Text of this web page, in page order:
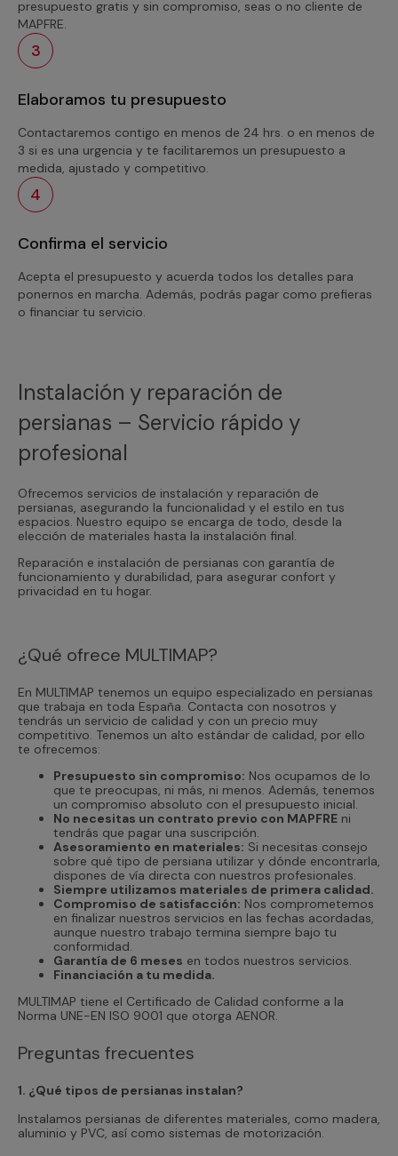
presupuesto gratis y sin compromiso, seas o no cliente de
MAPFRE.
3
Elaboramos tu presupuesto
Contactaremos contigo en menos de 24 hrs. o en menos de
3 si es una urgencia y te facilitaremos un presupuesto a
medida, ajustado y competitivo.
4
Confirma el servicio
Acepta el presupuesto y acuerda todos los detalles para
ponernos en marcha. Además, podrás pagar como prefieras
o financiar tu servicio.
Instalación y reparación de
persianas – Servicio rápido y
profesional
Ofrecemos servicios de instalación y reparación de
persianas, asegurando la funcionalidad y el estilo en tus
espacios. Nuestro equipo se encarga de todo, desde la
elección de materiales hasta la instalación final.
Reparación e instalación de persianas con garantía de
funcionamiento y durabilidad, para asegurar confort y
privacidad en tu hogar.
¿Qué ofrece MULTIMAP?
En MULTIMAP tenemos un equipo especializado en persianas
que trabaja en toda España. Contacta con nosotros y
tendrás un servicio de calidad y con un precio muy
competitivo. Tenemos un alto estándar de calidad, por ello
te ofrecemos:
Presupuesto sin compromiso: Nos ocupamos de lo
que te preocupas, ni más, ni menos. Además, tenemos
un compromiso absoluto con el presupuesto inicial.
No necesitas un contrato previo con MAPFRE ni
tendrás que pagar una suscripción.
Asesoramiento en materiales: Si necesitas consejo
sobre qué tipo de persiana utilizar y dónde encontrarla,
dispones de vía directa con nuestros profesionales.
Siempre utilizamos materiales de primera calidad.
Compromiso de satisfacción: Nos comprometemos
en finalizar nuestros servicios en las fechas acordadas,
aunque nuestro trabajo termina siempre bajo tu
conformidad.
Garantía de 6 meses en todos nuestros servicios.
Financiación a tu medida.
MULTIMAP tiene el Certificado de Calidad conforme a la
Norma UNE-EN ISO 9001 que otorga AENOR.
Preguntas frecuentes
1. ¿Qué tipos de persianas instalan?
Instalamos persianas de diferentes materiales, como madera,
aluminio y PVC, así como sistemas de motorización.